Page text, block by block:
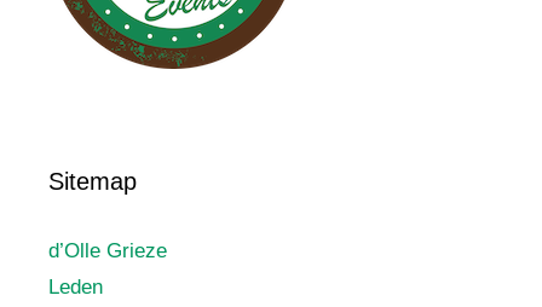
Sitemap
d’Olle Grieze
Leden